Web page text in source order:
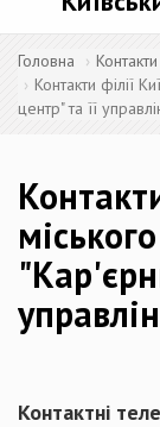
Головна Контакти
Контакти філії
центр" та її
Контактні